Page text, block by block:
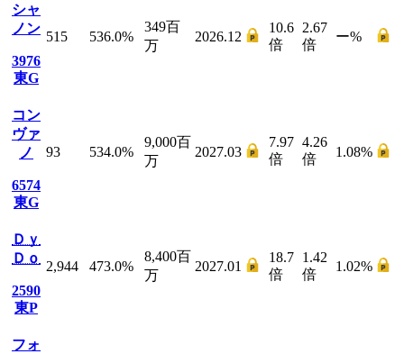
シャ
ノン
3976
東G
515 536.0%
349百
万
2026.12
10.6
倍
2.67
倍
ー%
コン
ヴァ
ノ
6574
東G
93 534.0%
9,000百
万
2027.03
7.97
倍
4.26
倍
1.08%
Ｄｙ
Ｄｏ
2590
東P
2,944 473.0%
8,400百
万
2027.01
18.7
倍
1.42
倍
1.02%
フォ